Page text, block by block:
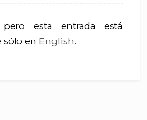
pero esta entrada está
sólo en English.